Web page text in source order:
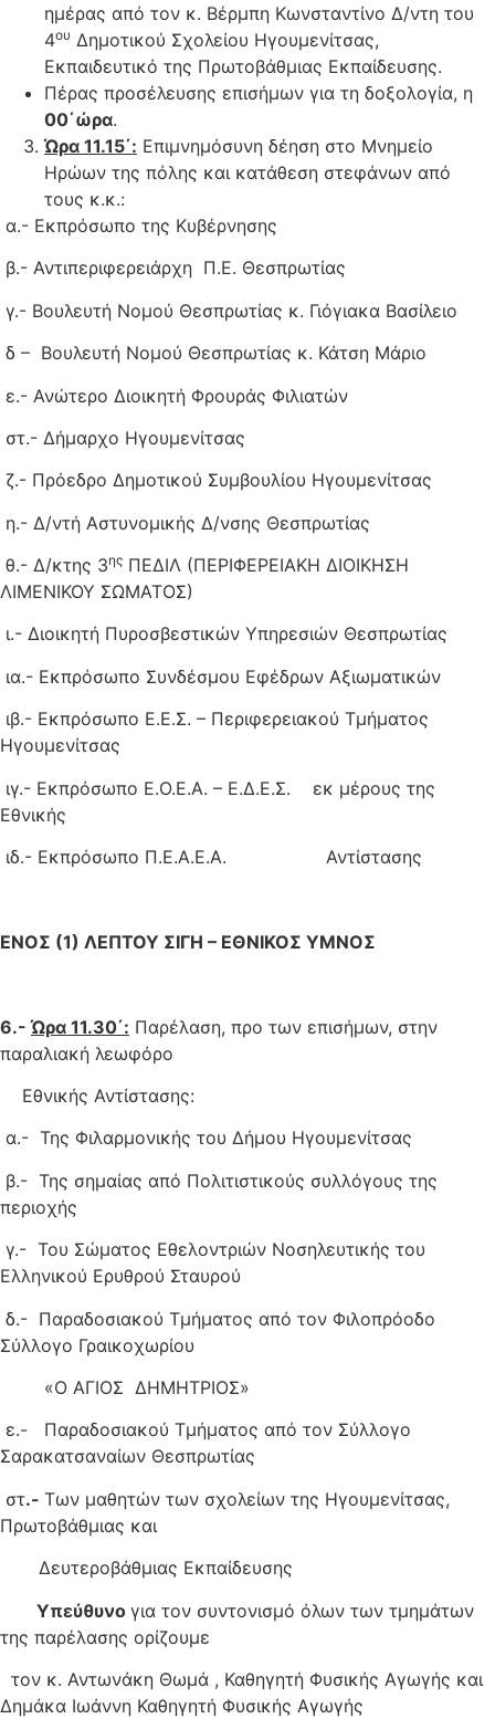
ημέρας από τον κ. Βέρμπη Κωνσταντίνο Δ/ντη του
4ου Δημοτικού Σχολείου Ηγουμενίτσας,
Εκπαιδευτικό της Πρωτοβάθμιας Εκπαίδευσης.
Πέρας προσέλευσης επισήμων για τη δοξολογία, η
00΄ώρα.
Ώρα 11.15΄: Επιμνημόσυνη δέηση στο Μνημείο
Ηρώων της πόλης και κατάθεση στεφάνων από
τους κ.κ.:
α.- Εκπρόσωπο της Κυβέρνησης
β.- Αντιπεριφερειάρχη Π.Ε. Θεσπρωτίας
γ.- Βουλευτή Νομού Θεσπρωτίας κ. Γιόγιακα Βασίλειο
δ – Βουλευτή Νομού Θεσπρωτίας κ. Κάτση Μάριο
ε.- Ανώτερο Διοικητή Φρουράς Φιλιατών
στ.- Δήμαρχο Ηγουμενίτσας
ζ.- Πρόεδρο Δημοτικού Συμβουλίου Ηγουμενίτσας
η.- Δ/ντή Αστυνομικής Δ/νσης Θεσπρωτίας
θ.- Δ/κτης 3ης ΠΕΔΙΛ (ΠΕΡΙΦΕΡΕΙΑΚΗ ΔΙΟΙΚΗΣΗ
ΛΙΜΕΝΙΚΟΥ ΣΩΜΑΤΟΣ)
ι.- Διοικητή Πυροσβεστικών Υπηρεσιών Θεσπρωτίας
ια.- Εκπρόσωπο Συνδέσμου Εφέδρων Αξιωματικών
ιβ.- Εκπρόσωπο Ε.Ε.Σ. – Περιφερειακού Τμήματος
Ηγουμενίτσας
ιγ.- Εκπρόσωπο Ε.Ο.Ε.Α. – Ε.Δ.Ε.Σ. εκ μέρους της
Εθνικής
ιδ.- Εκπρόσωπο Π.Ε.Α.Ε.Α. Αντίστασης
ΕΝΟΣ (1) ΛΕΠΤΟΥ ΣΙΓΗ – ΕΘΝΙΚΟΣ ΥΜΝΟΣ
6.- Ώρα 11.30΄: Παρέλαση, προ των επισήμων, στην
παραλιακή λεωφόρο
Εθνικής Αντίστασης:
α.- Της Φιλαρμονικής του Δήμου Ηγουμενίτσας
β.- Της σημαίας από Πολιτιστικούς συλλόγους της
περιοχής
γ.- Του Σώματος Εθελοντριών Νοσηλευτικής του
Ελληνικού Ερυθρού Σταυρού
δ.- Παραδοσιακού Τμήματος από τον Φιλοπρόοδο
Σύλλογο Γραικοχωρίου
«Ο ΑΓΙΟΣ ΔΗΜΗΤΡΙΟΣ»
ε.- Παραδοσιακού Τμήματος από τον Σύλλογο
Σαρακατσαναίων Θεσπρωτίας
στ.- Των μαθητών των σχολείων της Ηγουμενίτσας,
Πρωτοβάθμιας και
Δευτεροβάθμιας Εκπαίδευσης
Υπεύθυνο για τον συντονισμό όλων των τμημάτων
της παρέλασης ορίζουμε
τον κ. Αντωνάκη Θωμά , Καθηγητή Φυσικής Αγωγής και
Δημάκα Ιωάννη Καθηγητή Φυσικής Αγωγής